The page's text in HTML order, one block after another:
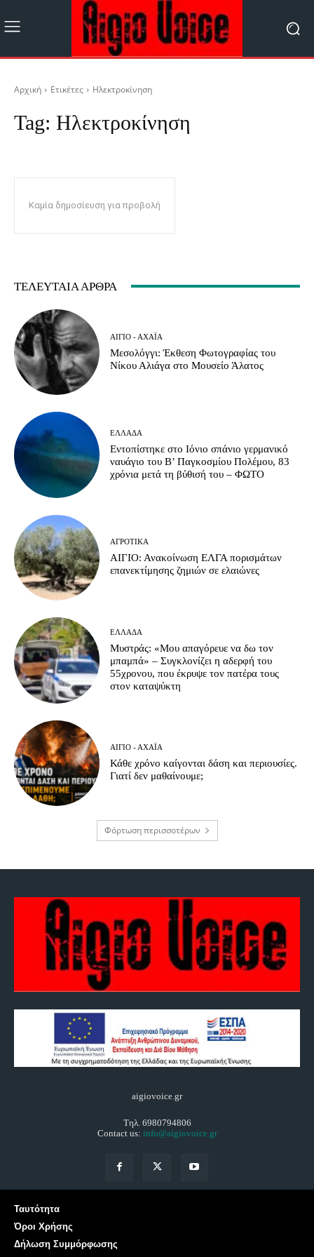
Αρχική Ετικέτες Ηλεκτροκίνηση
Tag: Ηλεκτροκίνηση
Καμία δημοσίευση για προβολή
ΤΕΛΕΥΤΑΊΑ ΆΡΘΡΑ
ΑΊΓΙΟ - ΑΧΑΪ́Α
Μεσολόγγι: Έκθεση Φωτογραφίας του
Νίκου Αλιάγα στο Μουσείο Άλατος
ΕΛΛΆΔΑ
Εντοπίστηκε στο Ιόνιο σπάνιο γερμανικό
ναυάγιο του Β’ Παγκοσμίου Πολέμου, 83
χρόνια μετά τη βύθισή του – ΦΩΤΟ
ΑΓΡΟΤΙΚΆ
ΑΙΓΙΟ: Ανακοίνωση ΕΛΓΑ πορισμάτων
επανεκτίμησης ζημιών σε ελαιώνες
ΕΛΛΆΔΑ
Μυστράς: «Μου απαγόρευε να δω τον
μπαμπά» – Συγκλονίζει η αδερφή του
55χρονου, που έκρυψε τον πατέρα τους
στον καταψύκτη
ΑΊΓΙΟ - ΑΧΑΪ́Α
Κάθε χρόνο καίγονται δάση και περιουσίες.
Γιατί δεν μαθαίνουμε;
Φόρτωση περισσοτέρων
aigiovoice.gr
Τηλ. 6980794806
Contact us: info@aigiovoice.gr
Ταυτότητα
Όροι Χρήσης
Δήλωση Συμμόρφωσης